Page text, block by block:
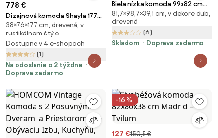
778 €
Dizajnová komoda Shayla 177
cm čierne mango
38×76×177 cm, drevená, v
rustikálnom štýle
Dostupné v 4 e-shopoch
(1)
Na odoslanie o 2 týždne
Doprava zadarmo
Biela nízka komoda 99x82 cm
Bodo – Tvilum
81,7×98,7×39,1 cm, v dekore dub,
drevená
(6)
Skladom
Doprava zadarmo
-16 %
127 €150,5 €